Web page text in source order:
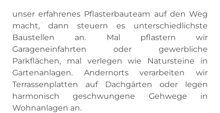
unser erfahrenes Pflasterbauteam auf den Weg
macht, dann steuern es unterschiedlichste
Baustellen an. Mal pflastern wir
Garageneinfahrten oder gewerbliche
Parkflächen, mal verlegen wie Natursteine in
Gartenanlagen. Andernorts verarbeiten wir
Terrassenplatten auf Dachgärten oder legen
harmonisch geschwungene Gehwege in
Wohnanlagen an.